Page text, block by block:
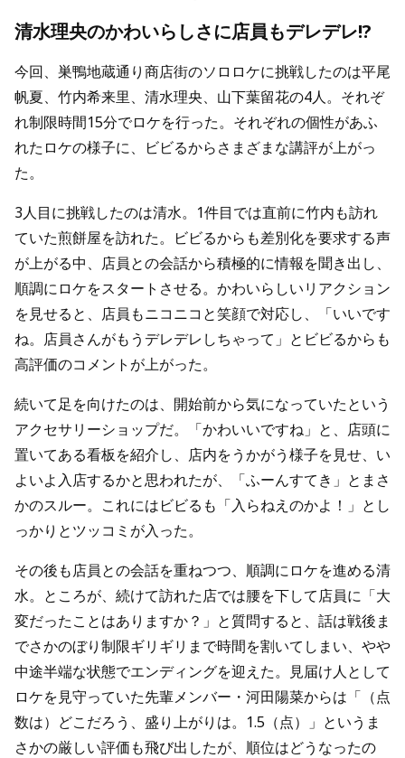
清水理央のかわいらしさに店員もデレデレ!?
今回、巣鴨地蔵通り商店街のソロロケに挑戦したのは平尾
帆夏、竹内希来里、清水理央、山下葉留花の4人。それぞ
れ制限時間15分でロケを行った。それぞれの個性があふ
れたロケの様子に、ビビるからさまざまな講評が上がっ
た。
3人目に挑戦したのは清水。1件目では直前に竹内も訪れ
ていた煎餅屋を訪れた。ビビるからも差別化を要求する声
が上がる中、店員との会話から積極的に情報を聞き出し、
順調にロケをスタートさせる。かわいらしいリアクション
を見せると、店員もニコニコと笑顔で対応し、「いいです
ね。店員さんがもうデレデレしちゃって」とビビるからも
高評価のコメントが上がった。
続いて足を向けたのは、開始前から気になっていたという
アクセサリーショップだ。「かわいいですね」と、店頭に
置いてある看板を紹介し、店内をうかがう様子を見せ、い
よいよ入店するかと思われたが、「ふーんすてき」とまさ
かのスルー。これにはビビるも「入らねえのかよ！」とし
っかりとツッコミが入った。
その後も店員との会話を重ねつつ、順調にロケを進める清
水。ところが、続けて訪れた店では腰を下して店員に「大
変だったことはありますか？」と質問すると、話は戦後ま
でさかのぼり制限ギリギリまで時間を割いてしまい、やや
中途半端な状態でエンディングを迎えた。見届け人として
ロケを見守っていた先輩メンバー・河田陽菜からは「（点
数は）どこだろう、盛り上がりは。1.5（点）」というま
さかの厳しい評価も飛び出したが、順位はどうなったの